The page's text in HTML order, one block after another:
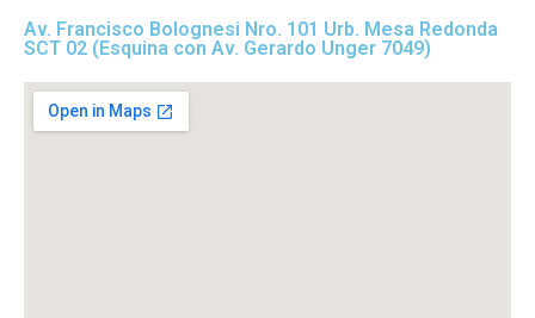
Av. Francisco Bolognesi Nro. 101 Urb. Mesa Redonda
SCT 02 (Esquina con Av. Gerardo Unger 7049)